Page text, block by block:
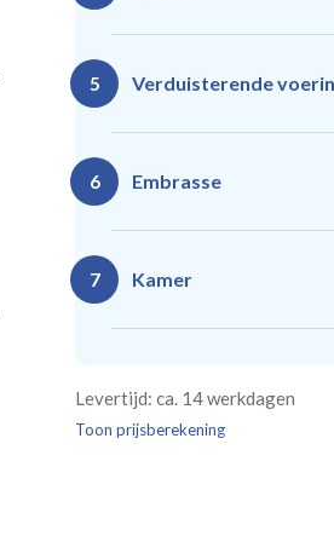
Rails
Rails
Enkele plooi
5 Verduisterende
Gevoerde gordijnen
isoleert kou, warmte en
Geen extra
verduistering
6 Embrasse
Geen
7 Kamer
kamer is bestemd. Wij
verplicht, maar wel handig)
Levertijd: ca. 14 werkdagen
Toon prijsberekening